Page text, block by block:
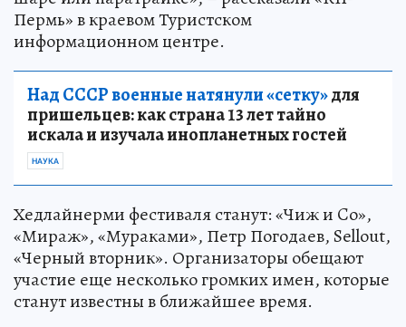
Пермь» в краевом Туристском
информационном центре.
Над СССР военные натянули «сетку»для
пришельцев: как страна 13 лет тайно
искала и изучала инопланетных гостей
НАУКА
Хедлайнерми фестиваля станут: «Чиж и Co»,
«Мираж», «Мураками», Петр Погодаев, Sellout,
«Черный вторник». Организаторы обещают
участие еще несколько громких имен, которые
станут известны в ближайшее время.